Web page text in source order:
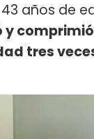
años de
tres